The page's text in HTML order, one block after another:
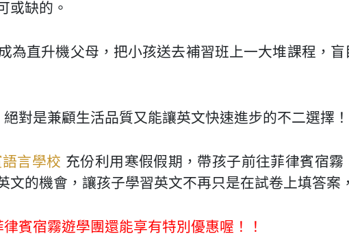
或缺的。
為直升機父母，把小孩送去補習班上一大堆課程，盲
絕對是兼顧生活品質又能讓英文快速進步的不二選擇！
言學校 充份利用寒假假期，帶孩子前往菲律賓宿霧
的機會，讓孩子學習英文不再只是在試卷上填答案，
賓宿霧遊學團還能享有特別優惠喔！！